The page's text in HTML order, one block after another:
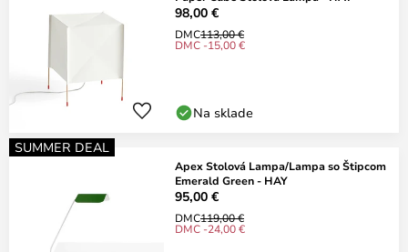
98,00 €
DMC113,00 €
DMC -15,00 €
Na sklade
SUMMER DEAL
Apex Stolová Lampa/Lampa so Štipcom
Emerald Green - HAY
95,00 €
DMC119,00 €
DMC -24,00 €